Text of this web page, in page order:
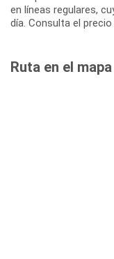
en líneas regulares,
día. Consulta el
Ruta en el mapa